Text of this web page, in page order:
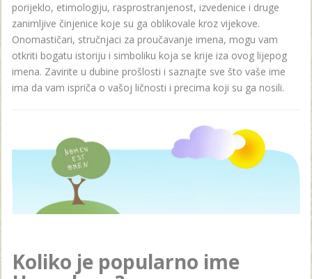
porijeklo, etimologiju, rasprostranjenost, izvedenice i druge
zanimljive činjenice koje su ga oblikovale kroz vijekove.
Onomastičari, stručnjaci za proučavanje imena, mogu vam
otkriti bogatu istoriju i simboliku koja se krije iza ovog lijepog
imena. Zavirite u dubine prošlosti i saznajte sve što vaše ime
ima da vam ispriča o vašoj ličnosti i precima koji su ga nosili.
Koliko je popularno ime